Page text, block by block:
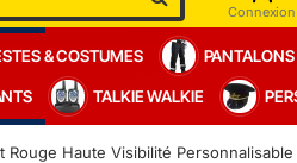
Connexion
& COSTUMES PANTALONS
TALKIE WALKIE
Rouge Haute Visibilité Personnalisable